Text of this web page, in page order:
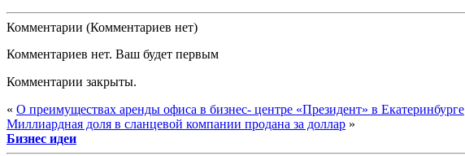
Комментарии (Комментариев нет)
Комментариев нет. Ваш будет первым
Комментарии закрыты.
« О преимуществах аренды офиса в бизнес- центре «Президент» в Екатеринбурге
Миллиардная доля в сланцевой компании продана за доллар »
Бизнес идеи